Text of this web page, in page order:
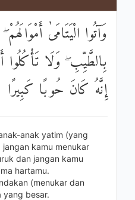
وَآتُوا الْيَتَامَىٰ
بِالطَّيِّبِ ۖ وَلَا تَأْكُلُوا
إِنَّهُ كَانَ حُوبًا كَبِيرًا
anak yatim (yang
kamu menukar
dan jangan kamu
hartamu.
(menukar dan
yang besar.